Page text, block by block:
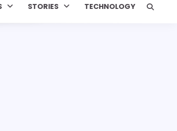
STORIES TECHNOLOGY